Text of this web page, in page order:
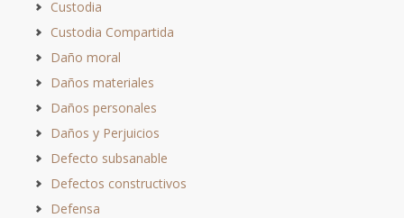
Custodia
Custodia Compartida
Daño moral
Daños materiales
Daños personales
Daños y Perjuicios
Defecto subsanable
Defectos constructivos
Defensa